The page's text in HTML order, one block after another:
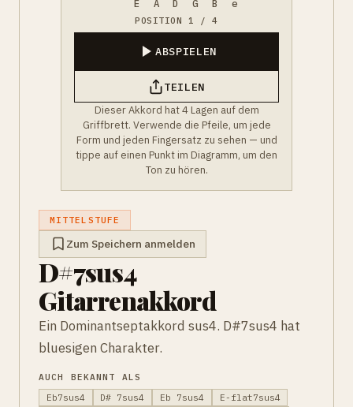
E A D G B e
POSITION 1 / 4
ABSPIELEN
TEILEN
Dieser Akkord hat 4 Lagen auf dem
Griffbrett. Verwende die Pfeile, um jede
Form und jeden Fingersatz zu sehen — und
tippe auf einen Punkt im Diagramm, um den
Ton zu hören.
MITTELSTUFE
Zum Speichern anmelden
D#7sus4
Gitarrenakkord
Ein Dominantseptakkord sus4. D#7sus4 hat
bluesigen Charakter.
AUCH BEKANNT ALS
Eb7sus4
D# 7sus4 Eb 7sus4
E-flat7sus4